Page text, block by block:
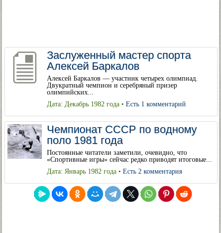
Заслуженный мастер спорта
Алексей Баркалов
Алексей Баркалов — участник четырех олимпиад.
Двукратный чемпион и серебряный призер
олимпийских...
Дата: Декабрь 1982 года • Есть 1 комментарий
Чемпионат СССР по водному
поло 1981 года
Постоянные читатели заметили, очевидно, что
«Спортивные игры» сейчас редко приводят итоговые...
Дата: Январь 1982 года • Есть 2 комментария